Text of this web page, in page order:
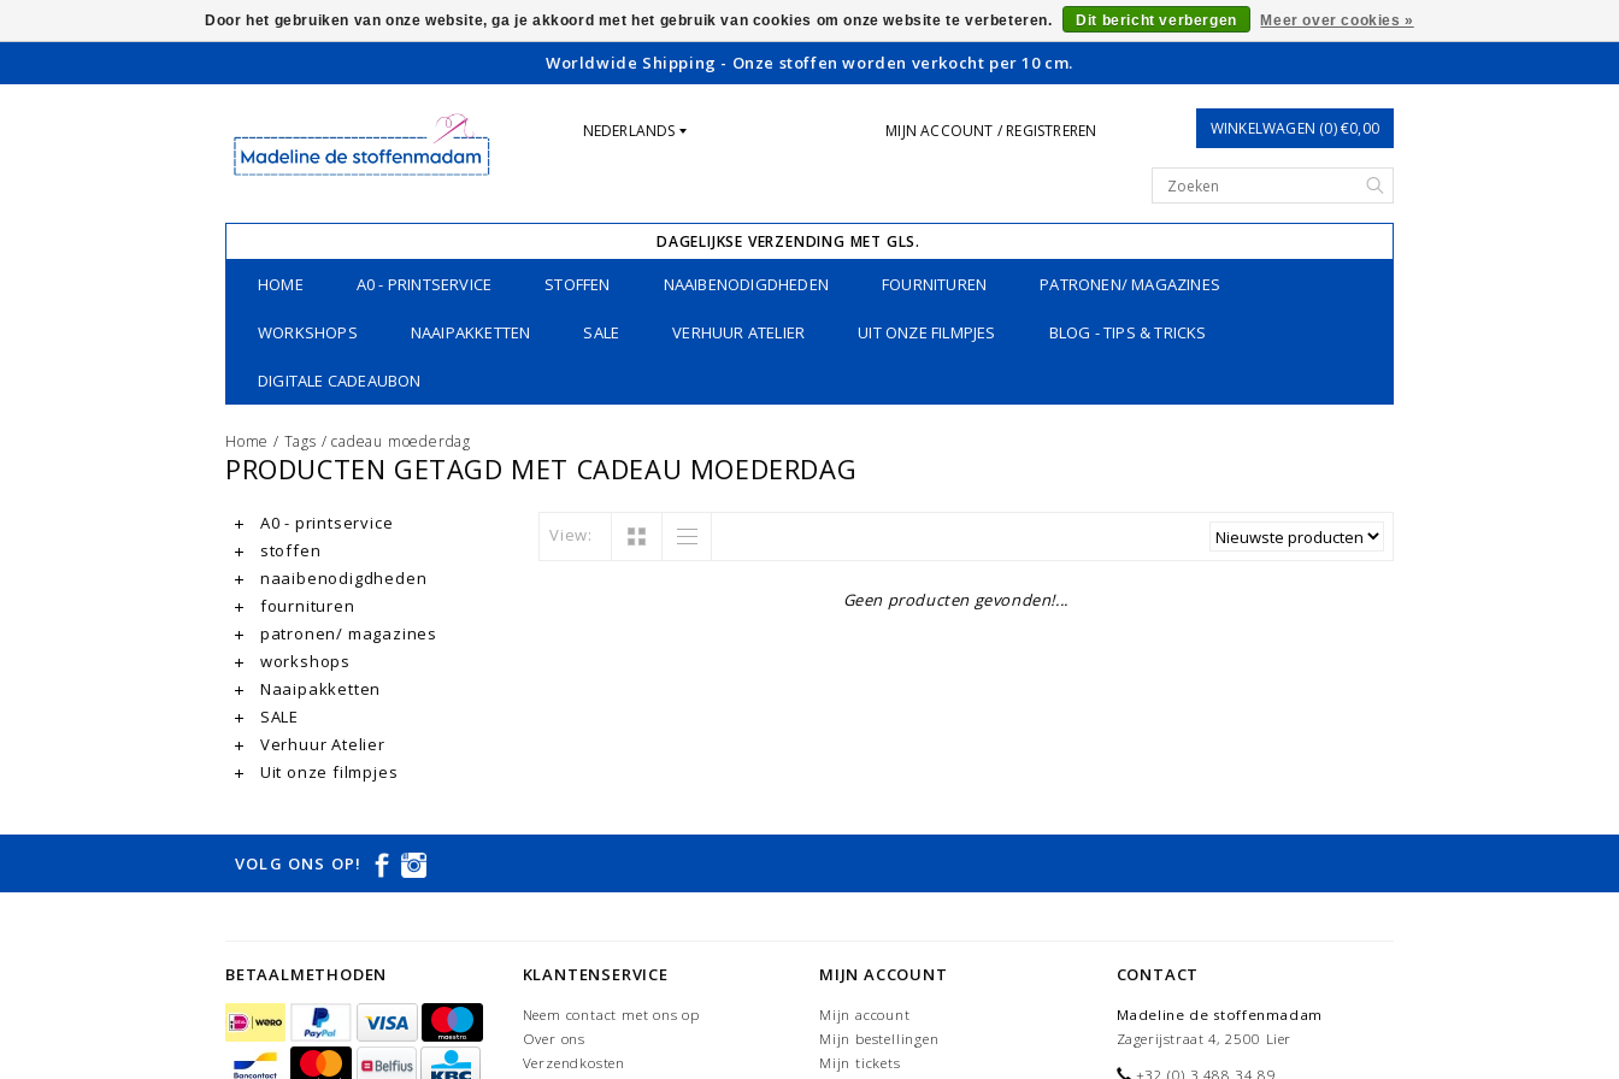
Worldwide Shipping - Onze stoffen worden verkocht per 10 cm.
NEDERLANDS MIJN ACCOUNT / REGISTREREN WINKELWAGEN (0) €0,00
DAGELIJKSE VERZENDING MET GLS.
HOME A0 - PRINTSERVICE STOFFEN NAAIBENODIGDHEDEN FOURNITUREN PATRONEN/ MAGAZINES
WORKSHOPS NAAIPAKKETTEN SALE VERHUUR ATELIER UIT ONZE FILMPJES BLOG - TIPS & TRICKS
DIGITALE CADEAUBON
Home / Tags /cadeau moederdag
PRODUCTEN GETAGD MET CADEAU MOEDERDAG
A0 - printservice
stoffen
naaibenodigdheden
fournituren
patronen/ magazines
workshops
Naaipakketten
SALE
Verhuur Atelier
Uit onze filmpjes
View:
Geen producten gevonden!...
VOLG ONS OP!
BETAALMETHODEN KLANTENSERVICE
Neem contact met ons op
Over ons
Verzendkosten
MIJN ACCOUNT
Mijn account
Mijn bestellingen
Mijn tickets
CONTACT
Madeline de stoffenmadam
Zagerijstraat 4, 2500 Lier
+32 (0) 3 488 34 89
Door het gebruiken van onze website, ga je akkoord met het gebruik van cookies om onze website te verbeteren. Dit bericht verbergen Meer over cookies »